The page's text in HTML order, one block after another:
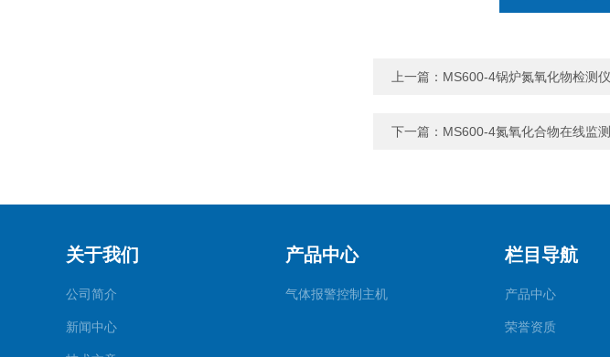
上一篇： MS600-4锅炉氮氧化物检测
下一篇： MS600-4氮氧化合物在线监
关于我们
公司简介
新闻中心
产品中心
气体报警控制主机
栏目导航
产品中心
荣誉资质